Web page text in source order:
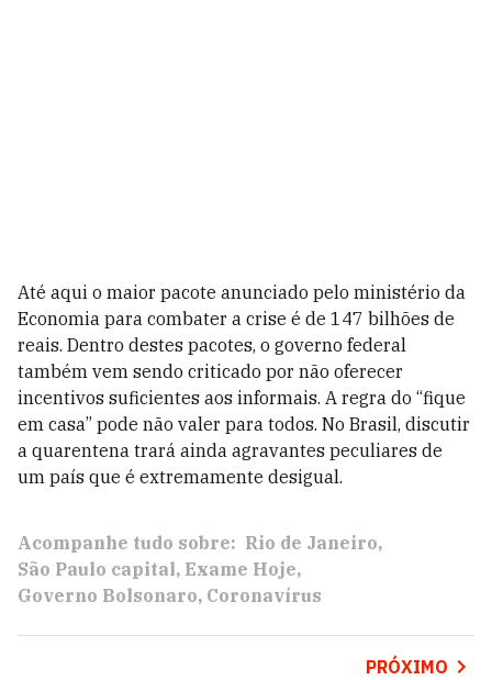
Até aqui o maior pacote anunciado pelo ministério da
Economia para combater a crise é de 147 bilhões de
reais. Dentro destes pacotes, o governo federal
também vem sendo criticado por não oferecer
incentivos suficientes aos informais. A regra do “fique
em casa” pode não valer para todos. No Brasil, discutir
a quarentena trará ainda agravantes peculiares de
um país que é extremamente desigual.
Acompanhe tudo sobre: Rio de Janeiro
São Paulo capital Exame Hoje
Governo Bolsonaro Coronavírus
PRÓXIMO